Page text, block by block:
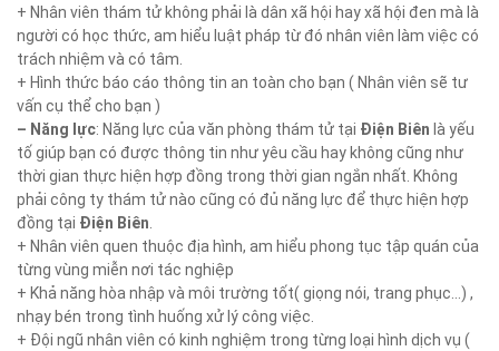
+ Nhân viên thám tử không phải là dân xã hội hay xã hội đen mà là
người có học thức, am hiểu luật pháp từ đó nhân viên làm việc có
trách nhiệm và có tâm.
+ Hình thức báo cáo thông tin an toàn cho bạn ( Nhân viên sẽ tư
vấn cụ thể cho bạn )
– Năng lực: Năng lực của văn phòng thám tử tại Điện Biên là yếu
tố giúp bạn có được thông tin như yêu cầu hay không cũng như
thời gian thực hiện hợp đồng trong thời gian ngắn nhất. Không
phải công ty thám tử nào cũng có đủ năng lực để thực hiện hợp
đồng tại Điện Biên.
+ Nhân viên quen thuộc địa hình, am hiểu phong tục tập quán của
từng vùng miễn nơi tác nghiệp
+ Khả năng hòa nhập và môi trường tốt( giọng nói, trang phục…) ,
nhạy bén trong tình huống xử lý công việc.
+ Đội ngũ nhân viên có kinh nghiệm trong từng loại hình dịch vụ (